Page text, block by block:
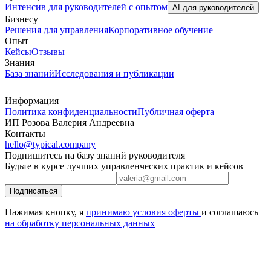
Интенсив для руководителей с опытом AI для руководителей
Бизнесу
Решения для управленияКорпоративное обучение
Опыт
КейсыОтзывы
Знания
База знанийИсследования и публикации
Информация
Политика конфиденциальностиПубличная оферта
ИП Розова Валерия Андреевна
Контакты
hello@typical.company
Подпишитесь на базу знаний руководителя
Будьте в курсе лучших управленческих практик и кейсов
Подписаться
Нажимая кнопку, я принимаю условия оферты и соглашаюсь
на обработку персональных данных